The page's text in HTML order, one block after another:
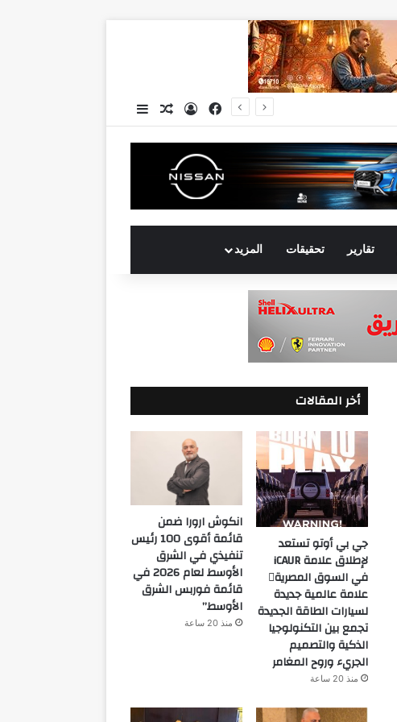
فيسبوكتسجيل الدخول
مقال عشوائي
إضافة عمود جانبي
تقارير تحقيقات المزيد
أخر المقالات
جي بي أوتو تستعد
لإطلاق علامة iCAUR
في السوق المصرية
علامة عالمية جديدة
لسيارات الطاقة الجديدة
تجمع بين التكنولوجيا
الذكية والتصميم
الجريء وروح المغامر
منذ 20 ساعة
انكوش ارورا ضمن
قائمة أقوى 100 رئيس
تنفيذي في الشرق
الأوسط لعام 2026 في
قائمة فوربس الشرق
الأوسط”
منذ 20 ساعة